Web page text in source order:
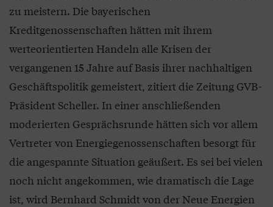
zu meistern. Die bayerischen
Kreditgenossenschaften hätten mit ihrem
werteorientierten Handeln alle Krisen der
vergangenen 15 Jahre auf Basis ihrer nachhaltigen
Geschäftspolitik gemeistert, zitiert die Zeitung GVB-
Präsident Scheller. In einer anschließenden
moderierten Gesprächsrunde hätten sich vor allem
Vertreter von Energiegenossenschaften besorgt für
die angespannte Situation geäußert. Es sei bei vielen
noch nicht angekommen, wie dramatisch die Lage
ist, wird Bernhard Schmidt von der Neue Energien